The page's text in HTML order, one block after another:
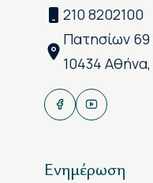
210 8202100
Πατησίων 69
10434
Ενημέρωση